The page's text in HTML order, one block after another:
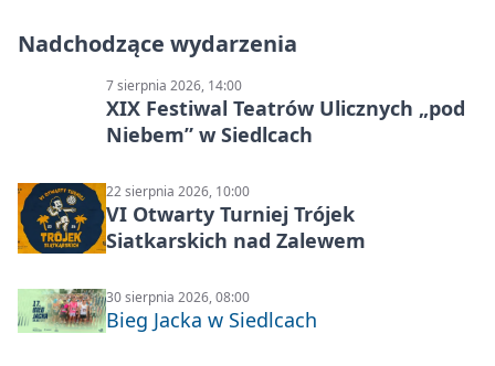
Nadchodzące wydarzenia
7 sierpnia 2026, 14:00
XIX Festiwal Teatrów Ulicznych „pod
Niebem” w Siedlcach
22 sierpnia 2026, 10:00
VI Otwarty Turniej Trójek
Siatkarskich nad Zalewem
30 sierpnia 2026, 08:00
Bieg Jacka w Siedlcach